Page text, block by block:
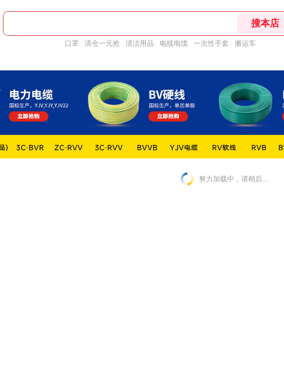
口罩 清仓一元抢 清洁用品 电线电缆 一次性手套 搬运车
努力加载中，请稍后...